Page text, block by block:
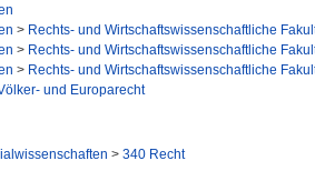
> Rechts- und Wirtschaftswissenschaftliche
> Rechts- und Wirtschaftswissenschaftliche
> Rechts- und Wirtschaftswissenschaftliche
und Europarecht
> 340 Recht